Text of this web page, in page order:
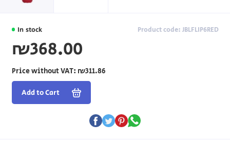
In stock Product code: JBLFLIP6RED
₪368.00
Price without VAT: ₪311.86
Add to Cart